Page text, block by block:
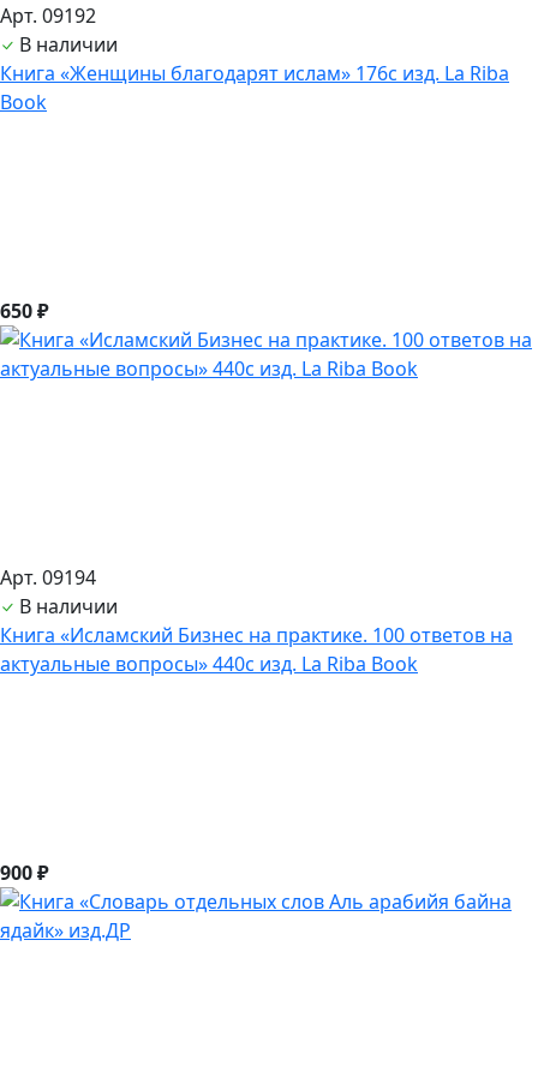
Арт. 09192
В наличии
Книга «Женщины благодарят ислам» 176с изд. La Riba
Book
650 ₽
Арт. 09194
В наличии
Книга «Исламский Бизнес на практике. 100 ответов на
актуальные вопросы» 440с изд. La Riba Book
900 ₽